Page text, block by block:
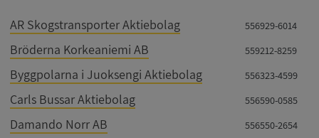
AR Skogstransporter Aktiebolag 556929-6014
Bröderna Korkeaniemi AB 559212-8259
Byggpolarna i Juoksengi Aktiebolag 556323-4599
Carls Bussar Aktiebolag 556590-0585
Damando Norr AB 556550-2654